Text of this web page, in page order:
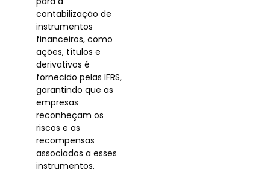
contabilização de
instrumentos
financeiros, como
ações, títulos e
derivativos é
fornecido pelas IFRS,
garantindo que as
empresas
reconheçam os
riscos e as
recompensas
associados a esses
instrumentos.